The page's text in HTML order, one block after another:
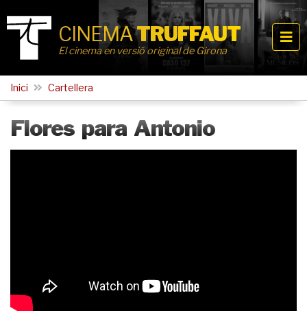
CINEMATRUFFAUT
El cinema en versió original de Girona
Inici Cartellera
Flores para Antonio